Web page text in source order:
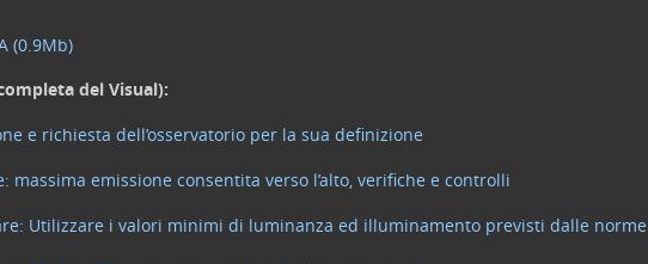
(0.9Mb)
del Visual):
e richiesta dell’osservatorio per la sua definizione
massima emissione consentita verso l’alto, verifiche e controlli
Utilizzare i valori minimi di luminanza ed illuminamento previsti dalle norme